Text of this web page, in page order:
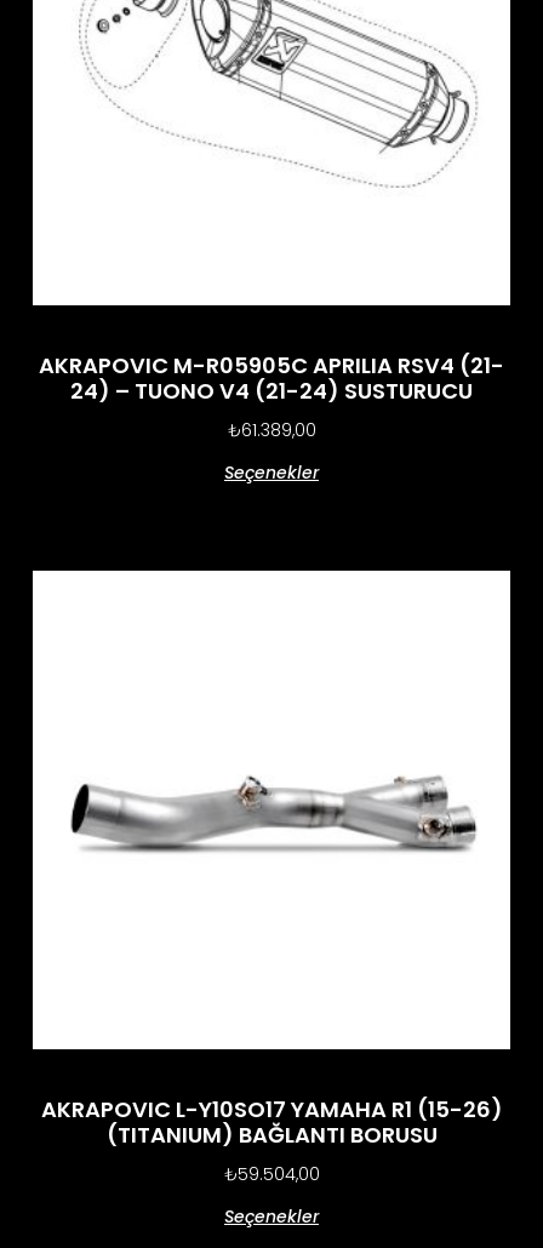
AKRAPOVIC M-R05905C APRILIA RSV4 (21-
24) – TUONO V4 (21-24) SUSTURUCU
₺61.389,00
Seçenekler
AKRAPOVIC L-Y10SO17 YAMAHA R1 (15-26)
(TITANIUM) BAĞLANTI BORUSU
₺59.504,00
Seçenekler